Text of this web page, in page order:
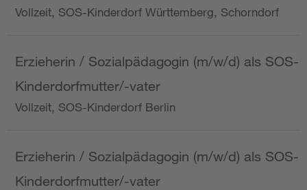
Vollzeit, SOS-Kinderdorf Württemberg, Schorndorf
Erzieherin / Sozialpädagogin (m/w/d) als SOS-
Kinderdorfmutter/-vater
Vollzeit, SOS-Kinderdorf Berlin
Erzieherin / Sozialpädagogin (m/w/d) als SOS-
Kinderdorfmutter/-vater